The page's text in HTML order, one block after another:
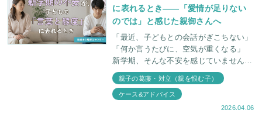
に表れるとき――「愛情が足りない
のでは」と感じた親御さんへ
「最近、子どもとの会話がぎこちない」
「何か言うたびに、空気が重くなる」
新学期、そんな不安を感じていません
か。 環境が変わるこの時期、子どもは
外で誰にも気づかれないまま、新しい人
間関係
親子の葛藤・対立（親を恨む子）
ケース&アドバイス
2026.04.06